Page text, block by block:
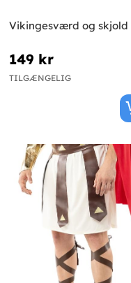
Vikingesværd og skjold
149 kr
TILGÆNGELIG